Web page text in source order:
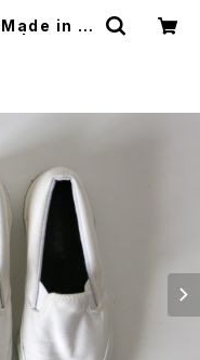
Made in U